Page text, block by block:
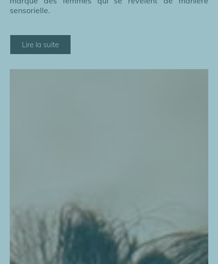
sensorielle.
Lire la suite